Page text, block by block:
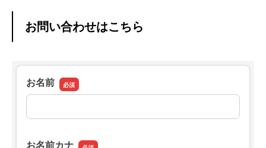
お問い合わせはこちら